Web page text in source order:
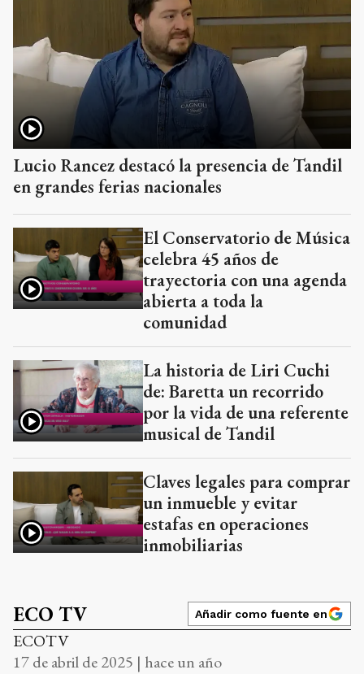
Lucio Rancez destacó la presencia de Tandil
en grandes ferias nacionales
El Conservatorio de Música
celebra 45 años de
trayectoria con una agenda
abierta a toda la
comunidad
La historia de Liri Cuchi
de: Baretta un recorrido
por la vida de una referente
musical de Tandil
Claves legales para comprar
un inmueble y evitar
estafas en operaciones
inmobiliarias
ECO TV Añadir como fuente en
ECOTV
17 de abril de 2025 | hace un año